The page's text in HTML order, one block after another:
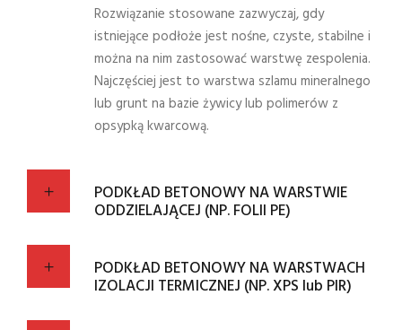
Rozwiązanie stosowane zazwyczaj, gdy
istniejące podłoże jest nośne, czyste, stabilne i
można na nim zastosować warstwę zespolenia.
Najczęściej jest to warstwa szlamu mineralnego
lub grunt na bazie żywicy lub polimerów z
opsypką kwarcową.
PODKŁAD BETONOWY NA WARSTWIE
ODDZIELAJĄCEJ (NP. FOLII PE)
PODKŁAD BETONOWY NA WARSTWACH
IZOLACJI TERMICZNEJ (NP. XPS lub PIR)